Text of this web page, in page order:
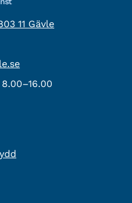
11 Gävle